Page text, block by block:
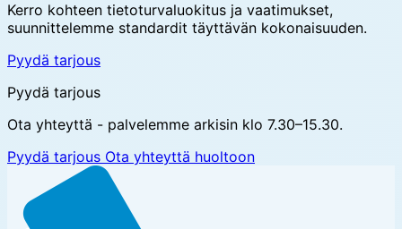
Kerro kohteen tietoturvaluokitus ja vaatimukset,
suunnittelemme standardit täyttävän kokonaisuuden.
Pyydä tarjous
Pyydä tarjous
Ota yhteyttä - palvelemme arkisin klo 7.30–15.30.
Pyydä tarjous Ota yhteyttä huoltoon